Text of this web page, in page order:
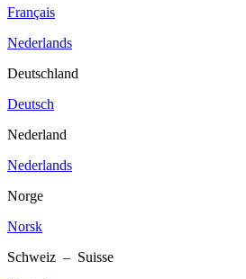
Français
Nederlands
Deutschland
Deutsch
Nederland
Nederlands
Norge
Norsk
Schweiz – Suisse